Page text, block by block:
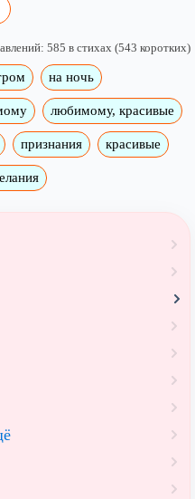
585 в стихах (543 коротких)
на ночь
любимому, красивые
признания красивые